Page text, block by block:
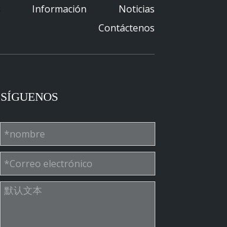
Información
Noticias
Contáctenos
SÍGUENOS